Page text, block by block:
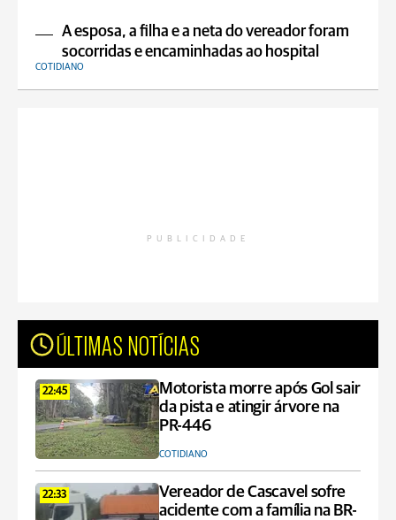
A esposa, a filha e a neta do vereador foram
socorridas e encaminhadas ao hospital
COTIDIANO
PUBLICIDADE
ÚLTIMAS NOTÍCIAS
22:45
Motorista morre após Gol sair
da pista e atingir árvore na
PR-446
COTIDIANO
22:33
Vereador de Cascavel sofre
acidente com a família na BR-